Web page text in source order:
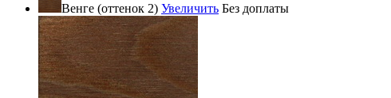
Венге (оттенок 2) Увеличить Без доплаты